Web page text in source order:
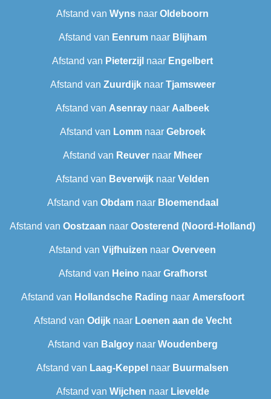
Afstand van Wyns naar Oldeboorn
Afstand van Eenrumnaar Blijham
Afstand van Pieterzijl naar Engelbert
Afstand van Zuurdijknaar Tjamsweer
Afstand van Asenray naar Aalbeek
Afstand van Lommnaar Gebroek
Afstand van Reuver naar Mheer
Afstand van Beverwijk naar Velden
Afstand van Obdamnaar Bloemendaal
Afstand van Oostzaan naar Oosterend (Noord-Holland)
Afstand van Vijfhuizen naar Overveen
Afstand van Heino naar Grafhorst
Afstand van Hollandsche Rading naar Amersfoort
Afstand van Odijknaar Loenen aan de Vecht
Afstand van Balgoynaar Woudenberg
Afstand van Laag-Keppel naar Buurmalsen
Afstand van Wijchen naar Lievelde